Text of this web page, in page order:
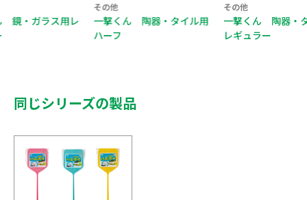
鏡・ガラス用レ
その他
一撃くん 陶器・タイル用
ハーフ
その他
一撃くん 陶器・
レギュラー
同じシリーズの製品